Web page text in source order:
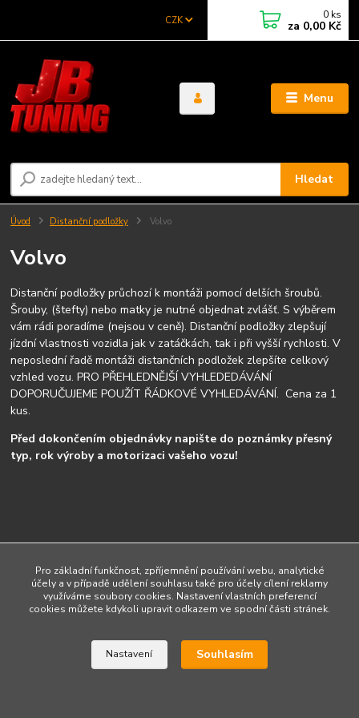
Menu
CZK
Hledat
0 ks
za 0,00 Kč
Úvod Distanční podložky Volvo
Volvo
Distanční podložky průchozí k montáži pomocí delších šroubů.
Šrouby, (štefty) nebo matky je nutné objednat zvlášť. S výběrem
vám rádi poradíme (nejsou v ceně). Distanční podložky zlepšují
jízdní vlastnosti vozidla jak v zatáčkách, tak i při vyšší rychlosti. V
neposlední řadě montáži distančních podložek zlepšíte celkový
vzhled vozu. PRO PŘEHLEDNĚJŠÍ VYHLEDEDÁVÁNÍ
DOPORUČUJEME POUŽÍT ŘÁDKOVÉ VYHLEDÁVÁNÍ. Cena za 1
kus.
Před dokončením objednávky napište do poznámky přesný
typ, rok výroby a motorizaci vašeho vozu!
Upravit sběr cookies.
Vytvořeno na Eshop-rychle.cz
Pro základní funkčnost, zpříjemnění používání webu, analytické
účely a v případě udělení souhlasu také pro účely cílení reklamy
využíváme soubory cookies. Nastavení vlastních preferencí
cookies můžete kdykoli upravit odkazem ve spodní části stránek.
Nastavení Souhlasím